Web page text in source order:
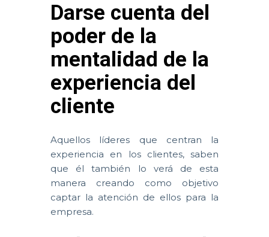
Darse cuenta del
poder de la
mentalidad de la
experiencia del
cliente
Aquellos líderes que centran la
experiencia en los clientes, saben
que él también lo verá de esta
manera creando como objetivo
captar la atención de ellos para la
empresa.